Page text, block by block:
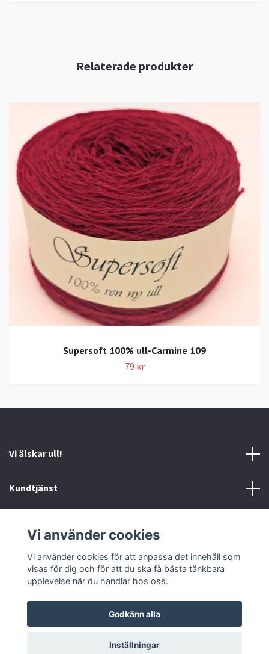
Supersoft 100% ull-Carmine 109
79 kr
Vi älskar ull!
Kundtjänst
Sociala medier
© 2026 Ankis design
Vi använder cookies
Vi använder cookies för att anpassa det innehåll som
visas för dig och för att du ska få bästa tänkbara
upplevelse när du handlar hos oss.
Godkänn alla
Inställningar